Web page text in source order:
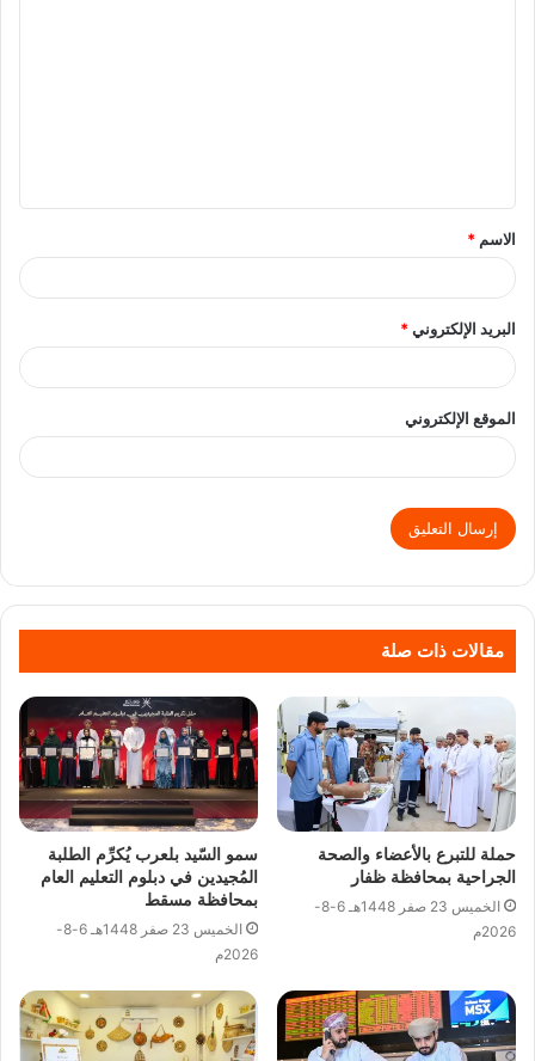
الاسم *
البريد الإلكتروني*
الموقع الإلكتروني
مقالات ذات صلة
حملة للتبرع بالأعضاء والصحة
الجراحية بمحافظة ظفار
الخميس 23 صفر 1448هـ 6-8-
2026م
سمو السّيد بلعرب يُكرِّم الطلبة
المُجيدين في دبلوم التعليم العام
بمحافظة مسقط
الخميس 23 صفر 1448هـ 6-8-
2026م